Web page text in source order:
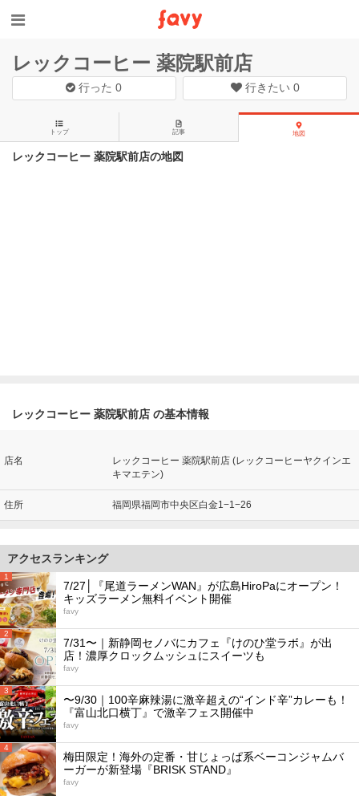
レックコーヒー 薬院駅前店
行った0 行きたい 0
トップ 記事 地図
レックコーヒー 薬院駅前店の地図
レックコーヒー 薬院駅前店 の基本情報
店名
レックコーヒー 薬院駅前店 (レックコーヒーヤクインエ
キマエテン)
住所 福岡県福岡市中央区白金1−1−26
アクセスランキング
1
7/27│『尾道ラーメンWAN』が広島HiroPaにオープン！
キッズラーメン無料イベント開催
favy
2
7/31〜｜新静岡セノバにカフェ『けのひ堂ラボ』が出
店！濃厚クロックムッシュにスイーツも
favy
3
〜9/30｜100辛麻辣湯に激辛超えの“インド辛”カレーも！
『富山北口横丁』で激辛フェス開催中
favy
4
梅田限定！海外の定番・甘じょっぱ系ベーコンジャムバ
ーガーが新登場『BRISK STAND』
favy